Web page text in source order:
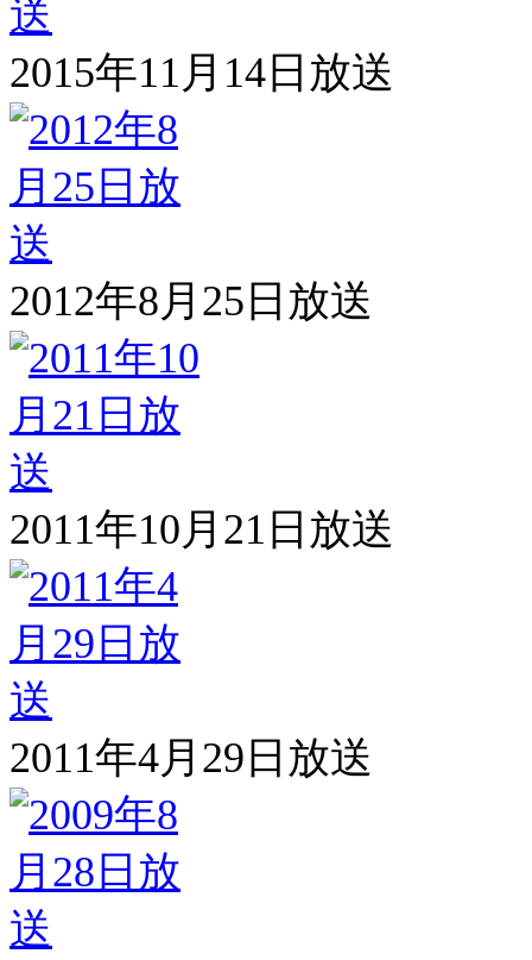
2015年11月14日放送
2012年8月25日放送
2011年10月21日放送
2011年4月29日放送